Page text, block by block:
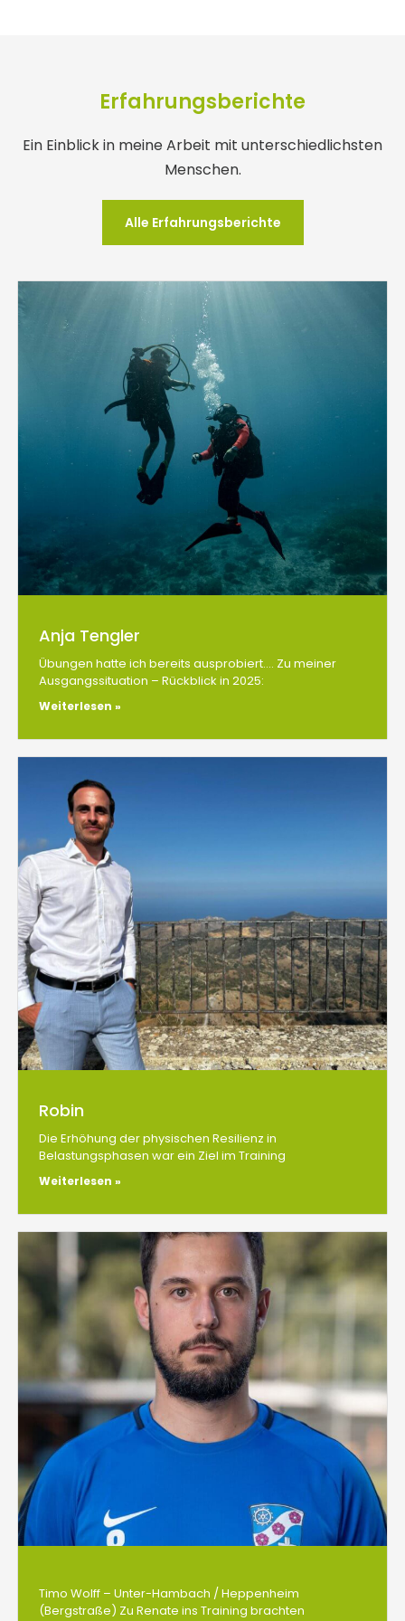
Erfahrungsberichte
Ein Einblick in meine Arbeit mit unterschiedlichsten
Menschen.
Alle Erfahrungsberichte
Anja Tengler
Übungen hatte ich bereits ausprobiert…. Zu meiner
Ausgangssituation – Rückblick in 2025:
Weiterlesen »
Robin
Die Erhöhung der physischen Resilienz in
Belastungsphasen war ein Ziel im Training
Weiterlesen »
Timo Wolff – Unter-Hambach / Heppenheim
(Bergstraße) Zu Renate ins Training brachten